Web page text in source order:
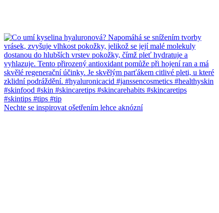
Nechte se inspirovat ošetřením lehce aknózní